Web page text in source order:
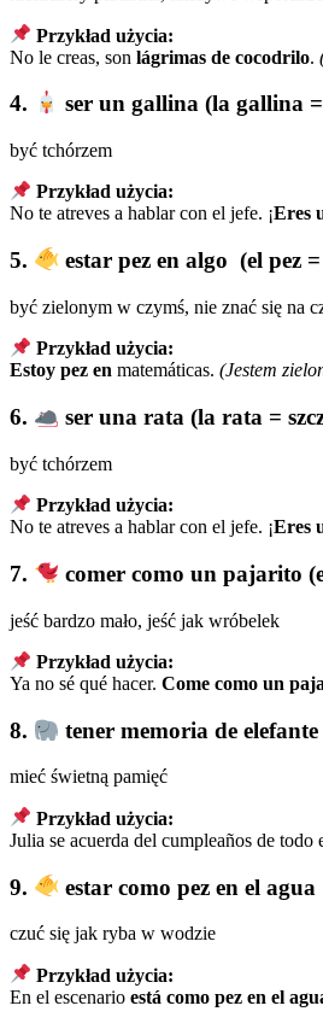
Przykład użycia:
No le creas, son lágrimas de cocodrilo.
4. ser un gallina (la gallina
być tchórzem
Przykład użycia:
No te atreves a hablar con el jefe. ¡Eres
5. estar pez en algo (el pez
być zielonym w czymś, nie znać się na
Przykład użycia:
Estoy pez en matemáticas. (Jestem
6. ser una rata (la rata =
być tchórzem
Przykład użycia:
No te atreves a hablar con el jefe. ¡Eres
7. comer como un pajarito
jeść bardzo mało, jeść jak wróbelek
Przykład użycia:
Ya no sé qué hacer. Come como un
8. tener memoria de elefante
mieć świetną pamięć
Przykład użycia:
Julia se acuerda del cumpleaños de todo
9. estar como pez en el
czuć się jak ryba w wodzie
Przykład użycia:
En el escenario está como pez en el